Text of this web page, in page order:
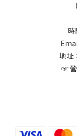
時
地址
☞ 營